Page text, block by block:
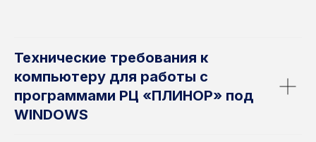
Технические требования к
компьютеру для работы с
программами РЦ «ПЛИНОР» под
WINDOWS
©1998-2026 ООО «РЦ «ПЛИНОР»
192236, Россия, г. Санкт-Петербург Софийская
ул., д. 6, корп. 8, стр. 1 помещ. 1-н, оф.361
Быки. РФ